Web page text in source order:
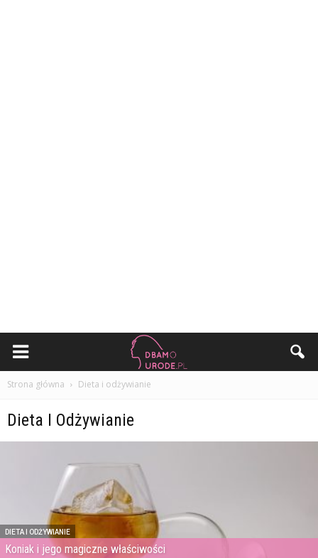
Strona główna Dieta i odżywianie
Dieta I Odżywianie
DIETA I ODŻYWIANIE
Koniak i jego magiczne właściwości